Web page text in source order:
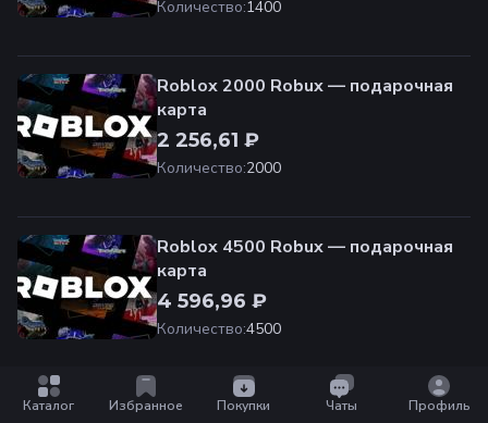
Каталог Избранное Покупки Чаты Профиль
Количество:1400
Roblox 2000 Robux — подарочная
карта
2 256,61 ₽
Количество:2000
Roblox 4500 Robux — подарочная
карта
4 596,96 ₽
Количество:4500
Roblox 10000 Robux — подарочная